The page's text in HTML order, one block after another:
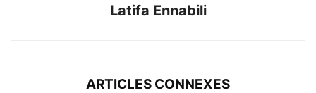
Latifa Ennabili
ARTICLES CONNEXES